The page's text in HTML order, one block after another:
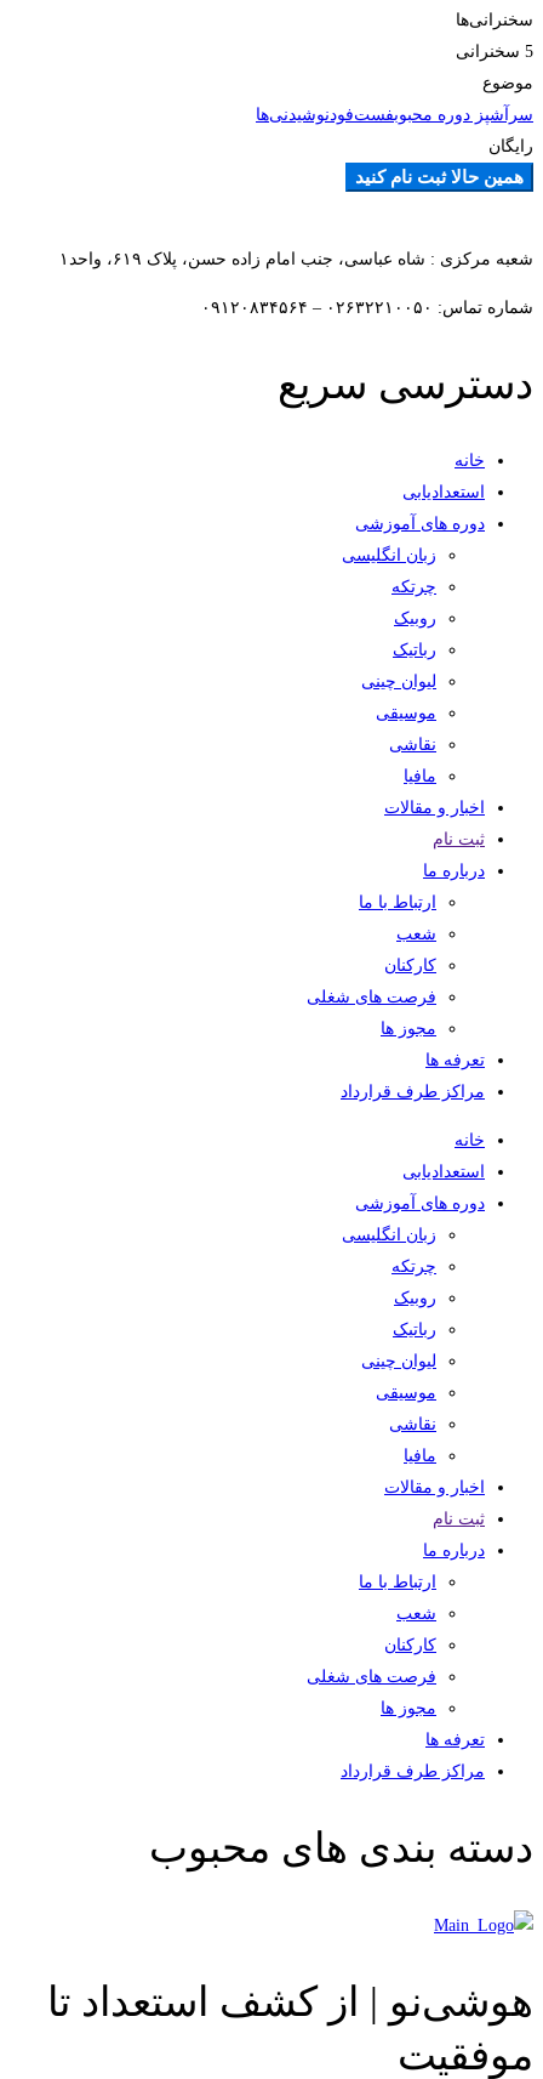
سخنرانی‌ها
5 سخنرانی‌
موضوع
سرآشپز دوره محبوبفست‌فود نوشیدنی‌ها
رایگان
همین حالا ثبت نام کنید
شعبه مرکزی : شاه عباسی، جنب امام زاده حسن، پلاک ۶۱۹، واحد۱​
شماره تماس: ۰۲۶۳۲۲۱۰۰۵۰ – ۰۹۱۲۰۸۳۴۵۶۴
دسترسی سریع
خانه
استعدادیابی
دوره های آموزشی
زبان انگلیسی
چرتکه
روبیک
رباتیک
لیوان چینی
موسیقی
نقاشی
مافیا
اخبار و مقالات
ثبت نام
درباره ما
ارتباط با ما
شعب
کارکنان
فرصت های شغلی
مجوز ها
تعرفه ها
مراکز طرف قرارداد
خانه
استعدادیابی
دوره های آموزشی
زبان انگلیسی
چرتکه
روبیک
رباتیک
لیوان چینی
موسیقی
نقاشی
مافیا
اخبار و مقالات
ثبت نام
درباره ما
ارتباط با ما
شعب
کارکنان
فرصت های شغلی
مجوز ها
تعرفه ها
مراکز طرف قرارداد
دسته بندی های محبوب
هوشی‌نو | از کشف استعداد تا
موفقیت